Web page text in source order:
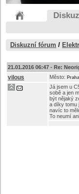
Diskuzní fórum /
21.01.2016 06:47 - Re:
vilous Město: Praha
Já jsem u
sobě a jen
být nějaký
a díky tomu
navíc to
To neumí